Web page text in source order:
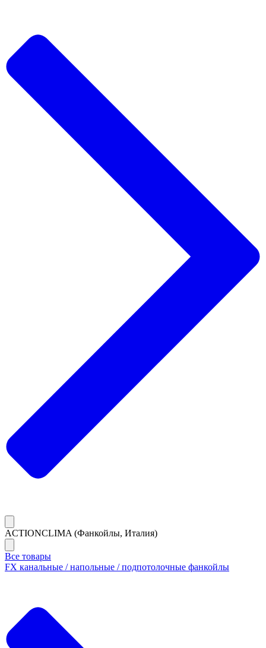
ACTIONCLIMA (Фанкойлы, Италия)
Все товары
FX канальные / напольные / подпотолочные фанкойлы